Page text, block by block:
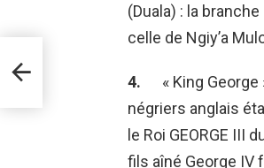
(Duala) : la
celle de Ngiy’a
4. « King
négriers anglais
le Roi GEORGE III
fils aîné George IV